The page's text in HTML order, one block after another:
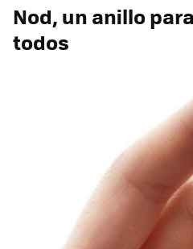
Nod, un anillo
todos